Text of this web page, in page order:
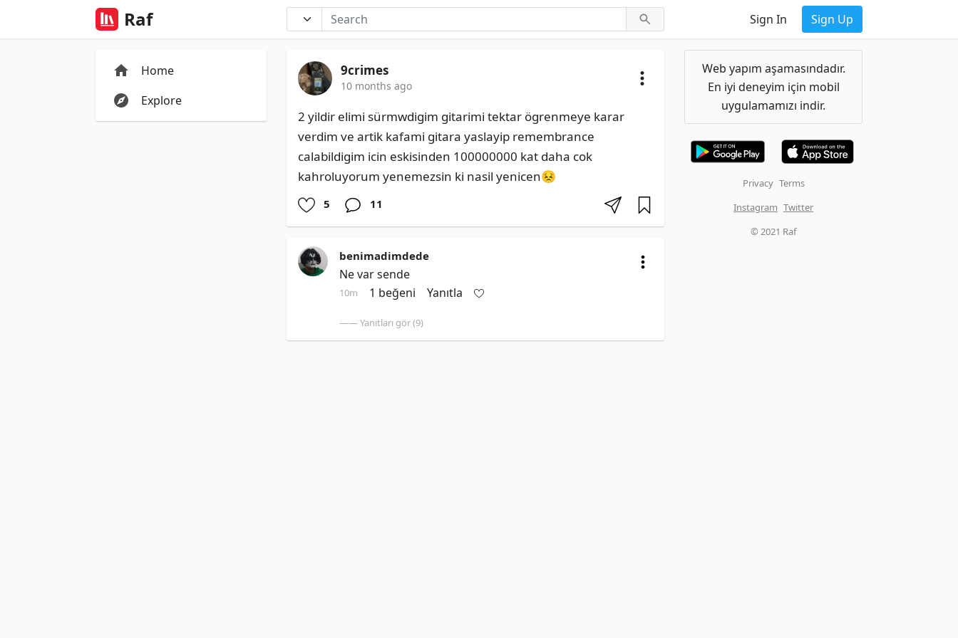
Raf Sign In Sign Up
Home
Explore
9crimes
10 months ago
2 yildir elimi sürmwdigim gitarimi tektar ögrenmeye karar
verdim ve artik kafami gitara yaslayip remembrance
calabildigim icin eskisinden 100000000 kat daha cok
kahroluyorum yenemezsin ki nasil yenicen😣
5 11
benimadimdede
Ne var sende
10m 1 beğeni Yanıtla
—— Yanıtları gör (9)
Web yapım aşamasındadır.
En iyi deneyim için mobil
uygulamamızı indir.
Privacy Terms
Instagram Twitter
© 2021 Raf